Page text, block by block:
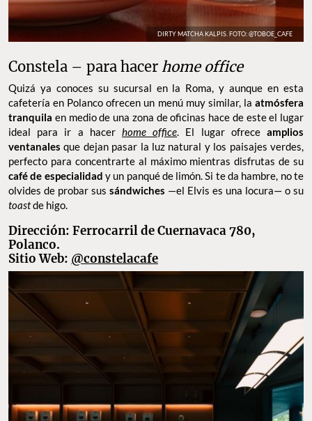
DIRTY MATCHA KALPIS. FOTO: @TOBOE_CAFE
Constela – para hacer home office
Quizá ya conoces su sucursal en la Roma, y aunque en esta
cafetería en Polanco ofrecen un menú muy similar, la atmósfera
tranquila en medio de una zona de oficinas hace de este el lugar
ideal para ir a hacer home office. El lugar ofreceamplios
ventanales que dejan pasar la luz natural y los paisajes verdes,
perfecto para concentrarte al máximo mientras disfrutas de su
café de especialidad y un panqué de limón. Si te da hambre, no te
olvides de probar sus sándwiches —el Elvis es una locura— o su
toastde higo.
Dirección: Ferrocarril de Cuernavaca 780,
Polanco.
Sitio Web: @constelacafe